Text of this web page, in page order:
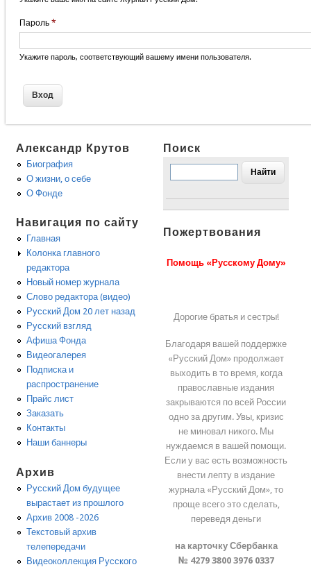
Пароль *
Укажите пароль, соответствующий вашему имени пользователя.
Александр Крутов
Биография
О жизни, о себе
О Фонде
Навигация по сайту
Главная
Колонка главного
редактора
Новый номер журнала
Слово редактора (видео)
Русский Дом 20 лет назад
Русский взгляд
Афиша Фонда
Видеогалерея
Подписка и
распространение
Прайс лист
Заказать
Контакты
Наши баннеры
Архив
Русский Дом будущее
вырастает из прошлого
Архив 2008 -2026
Текстовый архив
телепередачи
Видеоколлекция Русского
Поиск
Пожертвования
Помощь «Русскому Дому»
Дорогие братья и сестры!
Благодаря вашей поддержке
«Русский Дом» продолжает
выходить в то время, когда
православные издания
закрываются по всей России
одно за другим. Увы, кризис
не миновал никого. Мы
нуждаемся в вашей помощи.
Если у вас есть возможность
внести лепту в издание
журнала «Русский Дом», то
проще всего это сделать,
переведя деньги
на карточку Сбербанка
№ 4279 3800 3976 0337